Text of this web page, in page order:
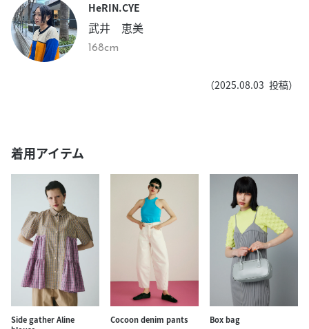
HeRIN.CYE
武井 恵美
168cm
（2025.08.03 投稿）
着用アイテム
Side gather Aline
Cocoon denim pants Box bag